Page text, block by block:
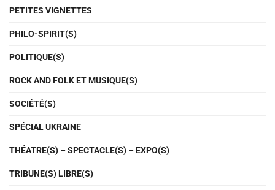
PETITES VIGNETTES
PHILO-SPIRIT(S)
POLITIQUE(S)
ROCK AND FOLK ET MUSIQUE(S)
SOCIÉTÉ(S)
SPÉCIAL UKRAINE
THÉATRE(S) – SPECTACLE(S) – EXPO(S)
TRIBUNE(S) LIBRE(S)